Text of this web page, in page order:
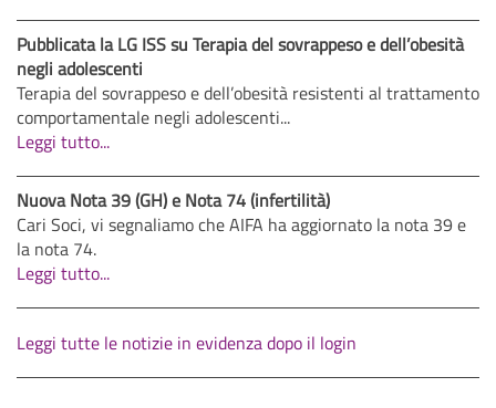
Pubblicata la LG ISS su Terapia del sovrappeso e dell’obesità
negli adolescenti
Terapia del sovrappeso e dell’obesità resistenti al trattamento
comportamentale negli adolescenti...
Leggi tutto...
Nuova Nota 39 (GH) e Nota 74 (infertilità)
Cari Soci, vi segnaliamo che AIFA ha aggiornato la nota 39 e
la nota 74.
Leggi tutto...
Leggi tutte le notizie in evidenza dopo il login